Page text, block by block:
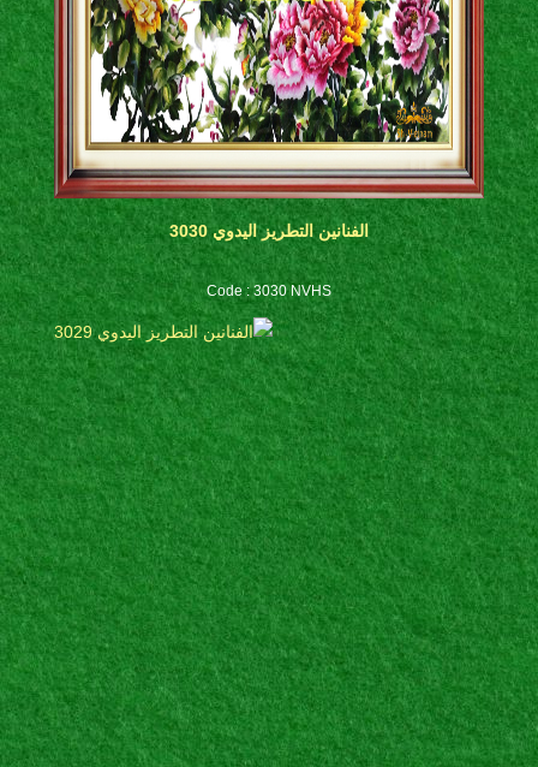
الفنانين التطريز اليدوي 3030
Code : 3030 NVHS